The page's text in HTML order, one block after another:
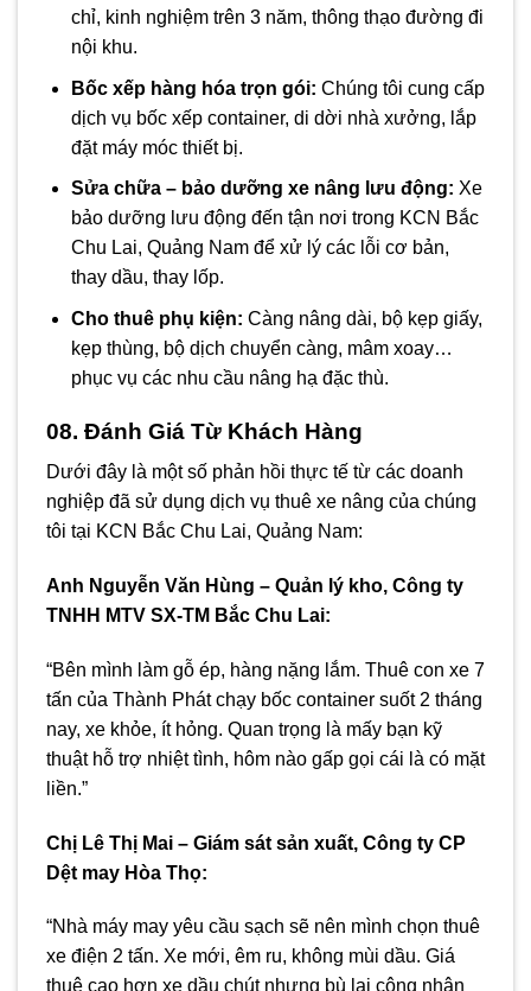
chỉ, kinh nghiệm trên 3 năm, thông thạo đường đi
nội khu.
Bốc xếp hàng hóa trọn gói: Chúng tôi cung cấp
dịch vụ bốc xếp container, di dời nhà xưởng, lắp
đặt máy móc thiết bị.
Sửa chữa – bảo dưỡng xe nâng lưu động: Xe
bảo dưỡng lưu động đến tận nơi trong KCN Bắc
Chu Lai, Quảng Nam để xử lý các lỗi cơ bản,
thay dầu, thay lốp.
Cho thuê phụ kiện: Càng nâng dài, bộ kẹp giấy,
kẹp thùng, bộ dịch chuyển càng, mâm xoay…
phục vụ các nhu cầu nâng hạ đặc thù.
08. Đánh Giá Từ Khách Hàng
Dưới đây là một số phản hồi thực tế từ các doanh
nghiệp đã sử dụng dịch vụ thuê xe nâng của chúng
tôi tại KCN Bắc Chu Lai, Quảng Nam:
Anh Nguyễn Văn Hùng – Quản lý kho, Công ty
TNHH MTV SX-TM Bắc Chu Lai:
“Bên mình làm gỗ ép, hàng nặng lắm. Thuê con xe 7
tấn của Thành Phát chạy bốc container suốt 2 tháng
nay, xe khỏe, ít hỏng. Quan trọng là mấy bạn kỹ
thuật hỗ trợ nhiệt tình, hôm nào gấp gọi cái là có mặt
liền.”
Chị Lê Thị Mai – Giám sát sản xuất, Công ty CP
Dệt may Hòa Thọ:
“Nhà máy may yêu cầu sạch sẽ nên mình chọn thuê
xe điện 2 tấn. Xe mới, êm ru, không mùi dầu. Giá
thuê cao hơn xe dầu chút nhưng bù lại công nhân